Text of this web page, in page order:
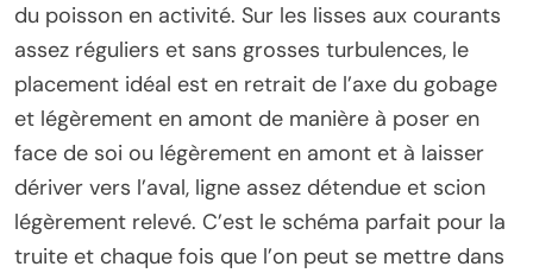
du poisson en activité. Sur les lisses aux courants
assez réguliers et sans grosses turbulences, le
placement idéal est en retrait de l’axe du gobage
et légèrement en amont de manière à poser en
face de soi ou légèrement en amont et à laisser
dériver vers l’aval, ligne assez détendue et scion
légèrement relevé. C’est le schéma parfait pour la
truite et chaque fois que l’on peut se mettre dans